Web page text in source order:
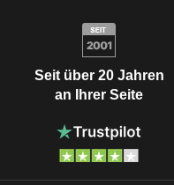
Seit über 20 Jahren
an Ihrer Seite